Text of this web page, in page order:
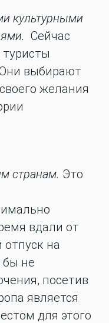
культурными
Сейчас
выбирают
желания
странам. Это
вдали от
на
бы не
посетив
является
для этого